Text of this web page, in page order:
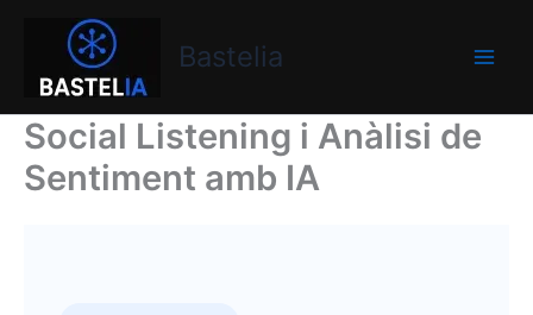
contingut
Bastelia
Bastelia
Social Listening i Anàlisi de
Sentiment amb IA